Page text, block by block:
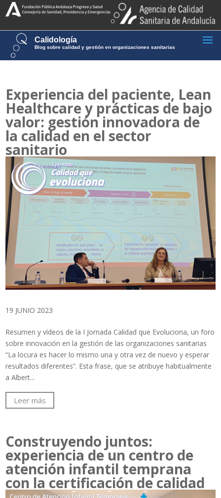
Calidología
Blog sobre calidad y gestión en organizaciones sanitarias
Experiencia del paciente, Lean
Healthcare y prácticas de bajo
valor: gestión innovadora de
la calidad en el sector
sanitario
19 JUNIO 2023
Resumen y vídeos de la I Jornada Calidad que Evoluciona, un foro
sobre innovación en la gestión de las organizaciones sanitarias
“La locura es hacer lo mismo una y otra vez de nuevo y esperar
resultados diferentes”. Esta frase, que se atribuye habitualmente
a Albert...
Leer más
Construyendo juntos:
experiencia de un centro de
atención infantil temprana
con la certificación de calidad